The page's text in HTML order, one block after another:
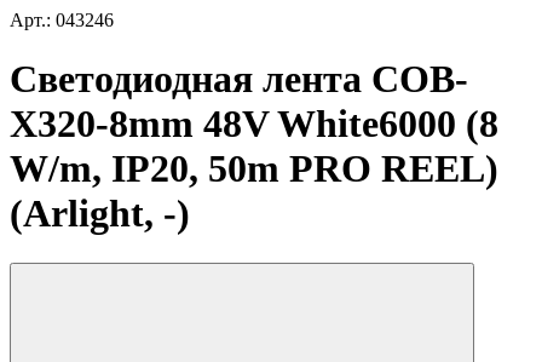
Арт.: 043246
Светодиодная лента COB-
X320-8mm 48V White6000 (8
W/m, IP20, 50m PRO REEL)
(Arlight, -)